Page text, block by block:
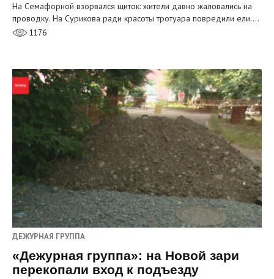
На Семафорной взорвался щиток: жители давно жаловались на
проводку. На Сурикова ради красоты тротуара повредили ели.…
1176
ДЕЖУРНАЯ ГРУППА
«Дежурная группа»: на Новой зари
перекопали вход к подъезду